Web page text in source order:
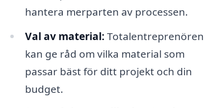
hantera merparten av processen.
Val av material: Totalentreprenören
kan ge råd om vilka material som
passar bäst för ditt projekt och din
budget.